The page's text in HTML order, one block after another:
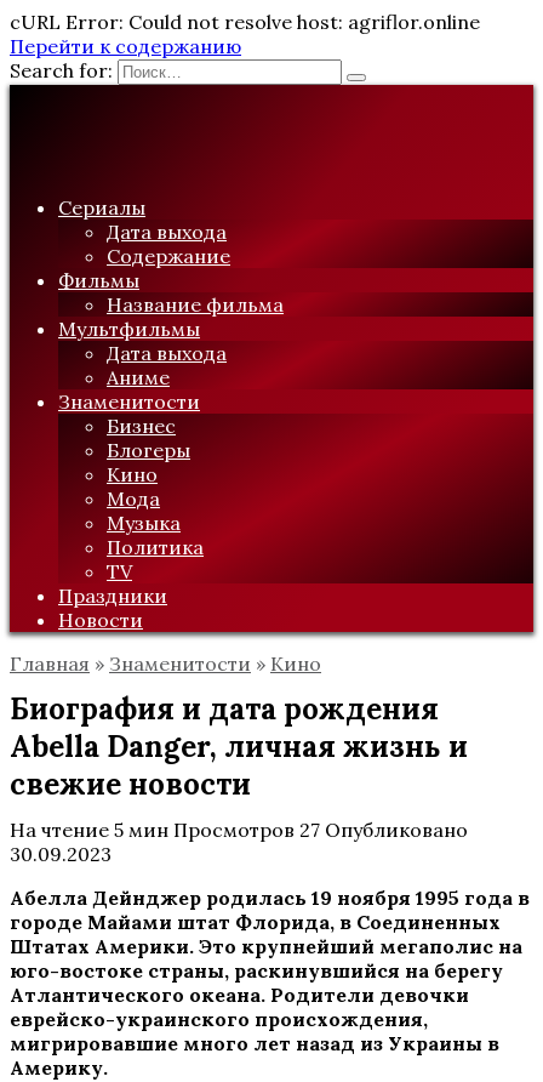
cURL Error: Could not resolve host: agriflor.online
Перейти к содержанию
Search for:
Сериалы
Дата выхода
Содержание
Фильмы
Название фильма
Мультфильмы
Дата выхода
Аниме
Знаменитости
Бизнес
Блогеры
Кино
Мода
Музыка
Политика
TV
Праздники
Новости
Главная » Знаменитости » Кино
Биография и дата рождения
Abella Danger, личная жизнь и
свежие новости
На чтение 5 мин Просмотров 27 Опубликовано
30.09.2023
Абелла Дейнджер родилась 19 ноября 1995 года в
городе Майами штат Флорида, в Соединенных
Штатах Америки. Это крупнейший мегаполис на
юго-востоке страны, раскинувшийся на берегу
Атлантического океана. Родители девочки
еврейско-украинского происхождения,
мигрировавшие много лет назад из Украины в
Америку.